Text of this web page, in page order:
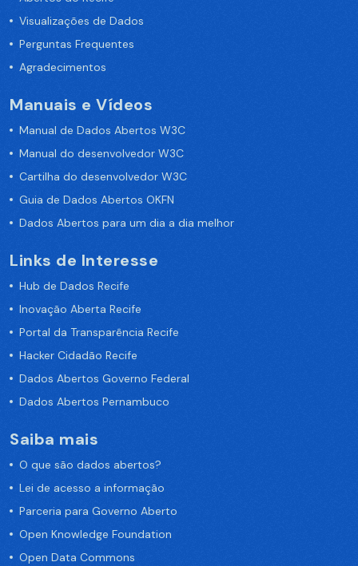
Visualizações de Dados
Perguntas Frequentes
Agradecimentos
Manuais e Vídeos
Manual de Dados Abertos W3C
Manual do desenvolvedor W3C
Cartilha do desenvolvedor W3C
Guia de Dados Abertos OKFN
Dados Abertos para um dia a dia melhor
Links de Interesse
Hub de Dados Recife
Inovação Aberta Recife
Portal da Transparência Recife
Hacker Cidadão Recife
Dados Abertos Governo Federal
Dados Abertos Pernambuco
Saiba mais
O que são dados abertos?
Lei de acesso a informação
Parceria para Governo Aberto
Open Knowledge Foundation
Open Data Commons